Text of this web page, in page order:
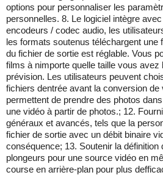
options pour personnaliser les
personnelles. 8. Le logiciel intègre
encodeurs / codec audio, les
les formats soutenus téléchargent une
du fichier de sortie est réglable. Vous
films à nimporte quelle taille vous avez
prévision. Les utilisateurs peuvent
fichiers dentrée avant la conversion de
permettent de prendre des photos
une vidéo à partir de photos.; 12.
généraux et avancés, tels que la
fichier de sortie avec un débit binaire
conséquence; 13. Soutenir la définition
plongeurs pour une source vidéo en
course en arrière-plan pour plus